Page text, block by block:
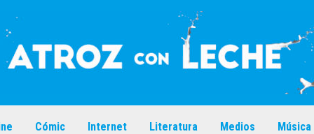
Cómic Internet Literatura Medios Música